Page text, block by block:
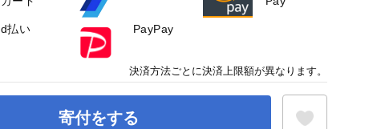
寄付をする
d払い PayPay
決済方法ごとに決済上限額が異なります。